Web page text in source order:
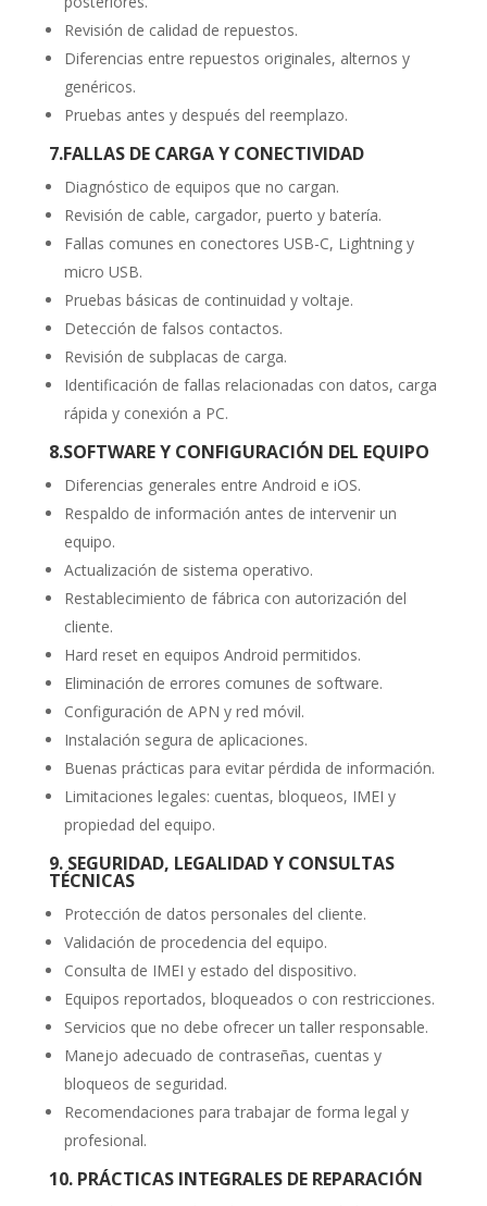
Revisión de calidad de repuestos.
Diferencias entre repuestos originales, alternos y
genéricos.
Pruebas antes y después del reemplazo.
7.FALLAS DE CARGA Y CONECTIVIDAD
Diagnóstico de equipos que no cargan.
Revisión de cable, cargador, puerto y batería.
Fallas comunes en conectores USB-C, Lightning y
micro USB.
Pruebas básicas de continuidad y voltaje.
Detección de falsos contactos.
Revisión de subplacas de carga.
Identificación de fallas relacionadas con datos, carga
rápida y conexión a PC.
8.SOFTWARE Y CONFIGURACIÓN DEL EQUIPO
Diferencias generales entre Android e iOS.
Respaldo de información antes de intervenir un
equipo.
Actualización de sistema operativo.
Restablecimiento de fábrica con autorización del
cliente.
Hard reset en equipos Android permitidos.
Eliminación de errores comunes de software.
Configuración de APN y red móvil.
Instalación segura de aplicaciones.
Buenas prácticas para evitar pérdida de información.
Limitaciones legales: cuentas, bloqueos, IMEI y
propiedad del equipo.
9. SEGURIDAD, LEGALIDAD Y CONSULTAS
TÉCNICAS
Protección de datos personales del cliente.
Validación de procedencia del equipo.
Consulta de IMEI y estado del dispositivo.
Equipos reportados, bloqueados o con restricciones.
Servicios que no debe ofrecer un taller responsable.
Manejo adecuado de contraseñas, cuentas y
bloqueos de seguridad.
Recomendaciones para trabajar de forma legal y
profesional.
10. PRÁCTICAS INTEGRALES DE REPARACIÓN